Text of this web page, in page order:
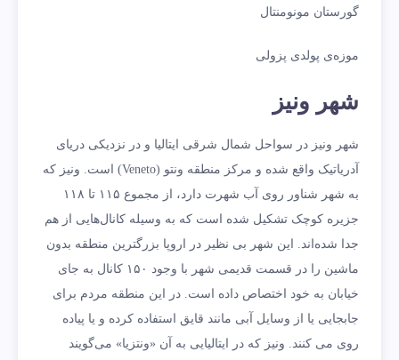
گورستان مونومنتال
موزه‌ی پولدی پزولی
شهر ونیز
شهر ونیز در سواحل شمال شرقی ایتالیا و در نزدیکی دریای
آدریاتیک واقع شده و مرکز منطقه‌ ونتو (Veneto) است. ونیز که
به شهر شناور روی آب شهرت دارد، از مجموع ۱۱۵ تا ۱۱۸
جزیره‌ کوچک تشکیل شده است که به وسیله‌ کانال‌هایی از هم
جدا شده‌اند. این شهر بی‌ نظیر در اروپا بزرگترین منطقه بدون
ماشین را در قسمت قدیمی شهر با وجود ۱۵۰ کانال به جای
خیابان به خود اختصاص داده است. در این منطقه مردم برای
جابجایی‌ یا از وسایل آبی مانند قایق استفاده کرده و یا پیاده
روی می کنند. ونیز که در ایتالیایی به آن «ونتزیا» می‌گویند